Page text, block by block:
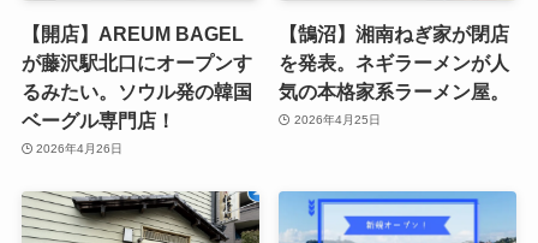
【開店】AREUM BAGEL
が藤沢駅北口にオープンす
るみたい。ソウル発の韓国
ベーグル専門店！
2026年4月26日
【鵠沼】湘南ねぎ家が閉店
を発表。ネギラーメンが人
気の本格家系ラーメン屋。
2026年4月25日